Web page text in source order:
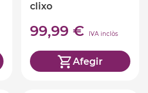
clixo
99,99 € IVA inclòs
Afegir